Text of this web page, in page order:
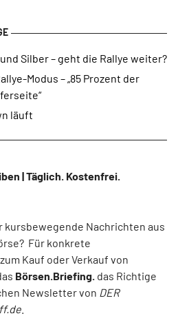
Silber – geht die Rallye weiter?
Modus – „85 Prozent der
läuft
| Täglich. Kostenfrei.
Nachrichten aus
Für konkrete
Kauf oder Verkauf von
Börsen.Briefing. das Richtige
Newsletter von DER